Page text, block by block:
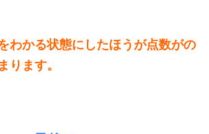
わかる状態にしたほうが点数がの
ります。